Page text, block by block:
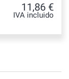
11,86 €
IVA incluido